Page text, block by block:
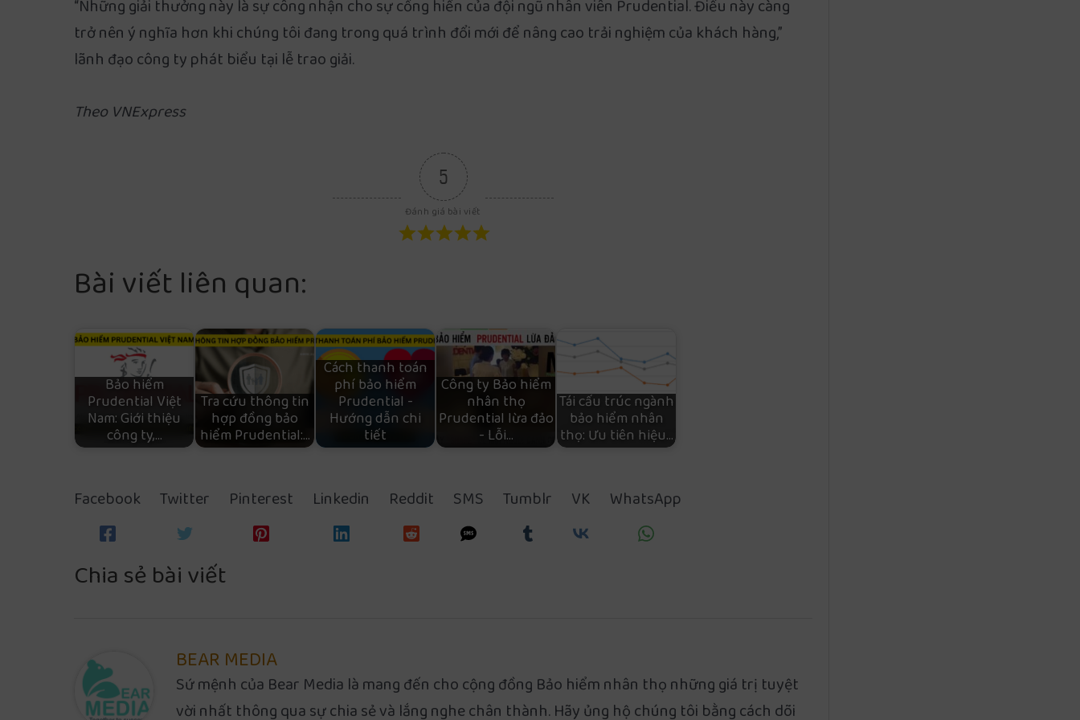
“Những giải thưởng này là sự công nhận cho sự cống hiến của đội ngũ nhân viên Prudential. Điều này càng
trở nên ý nghĩa hơn khi chúng tôi đang trong quá trình đổi mới để nâng cao trải nghiệm của khách hàng,”
lãnh đạo công ty phát biểu tại lễ trao giải.
Theo VNExpress
5
Đánh giá bài viết
Bài viết liên quan:
Bảo hiểm
Prudential Việt
Nam: Giới thiệu
công ty,…
Tra cứu thông tin
hợp đồng bảo
hiểm Prudential:…
Cách thanh toán
phí bảo hiểm
Prudential -
Hướng dẫn chi
tiết
Công ty Bảo hiểm
nhân thọ
Prudential lừa đảo
- Lỗi…
Tái cấu trúc ngành
bảo hiểm nhân
thọ: Ưu tiên hiệu…
Facebook Twitter Pinterest Linkedin Reddit SMS Tumblr VK WhatsApp
Chia sẻ bài viết
BEAR MEDIA
Sứ mệnh của Bear Media là mang đến cho cộng đồng Bảo hiểm nhân thọ những giá trị tuyệt
vời nhất thông qua sự chia sẻ và lắng nghe chân thành. Hãy ủng hộ chúng tôi bằng cách dõi